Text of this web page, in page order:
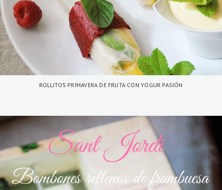
ROLLITOS PRIMAVERA DE FRUTA CON YOGUR PASIÓN